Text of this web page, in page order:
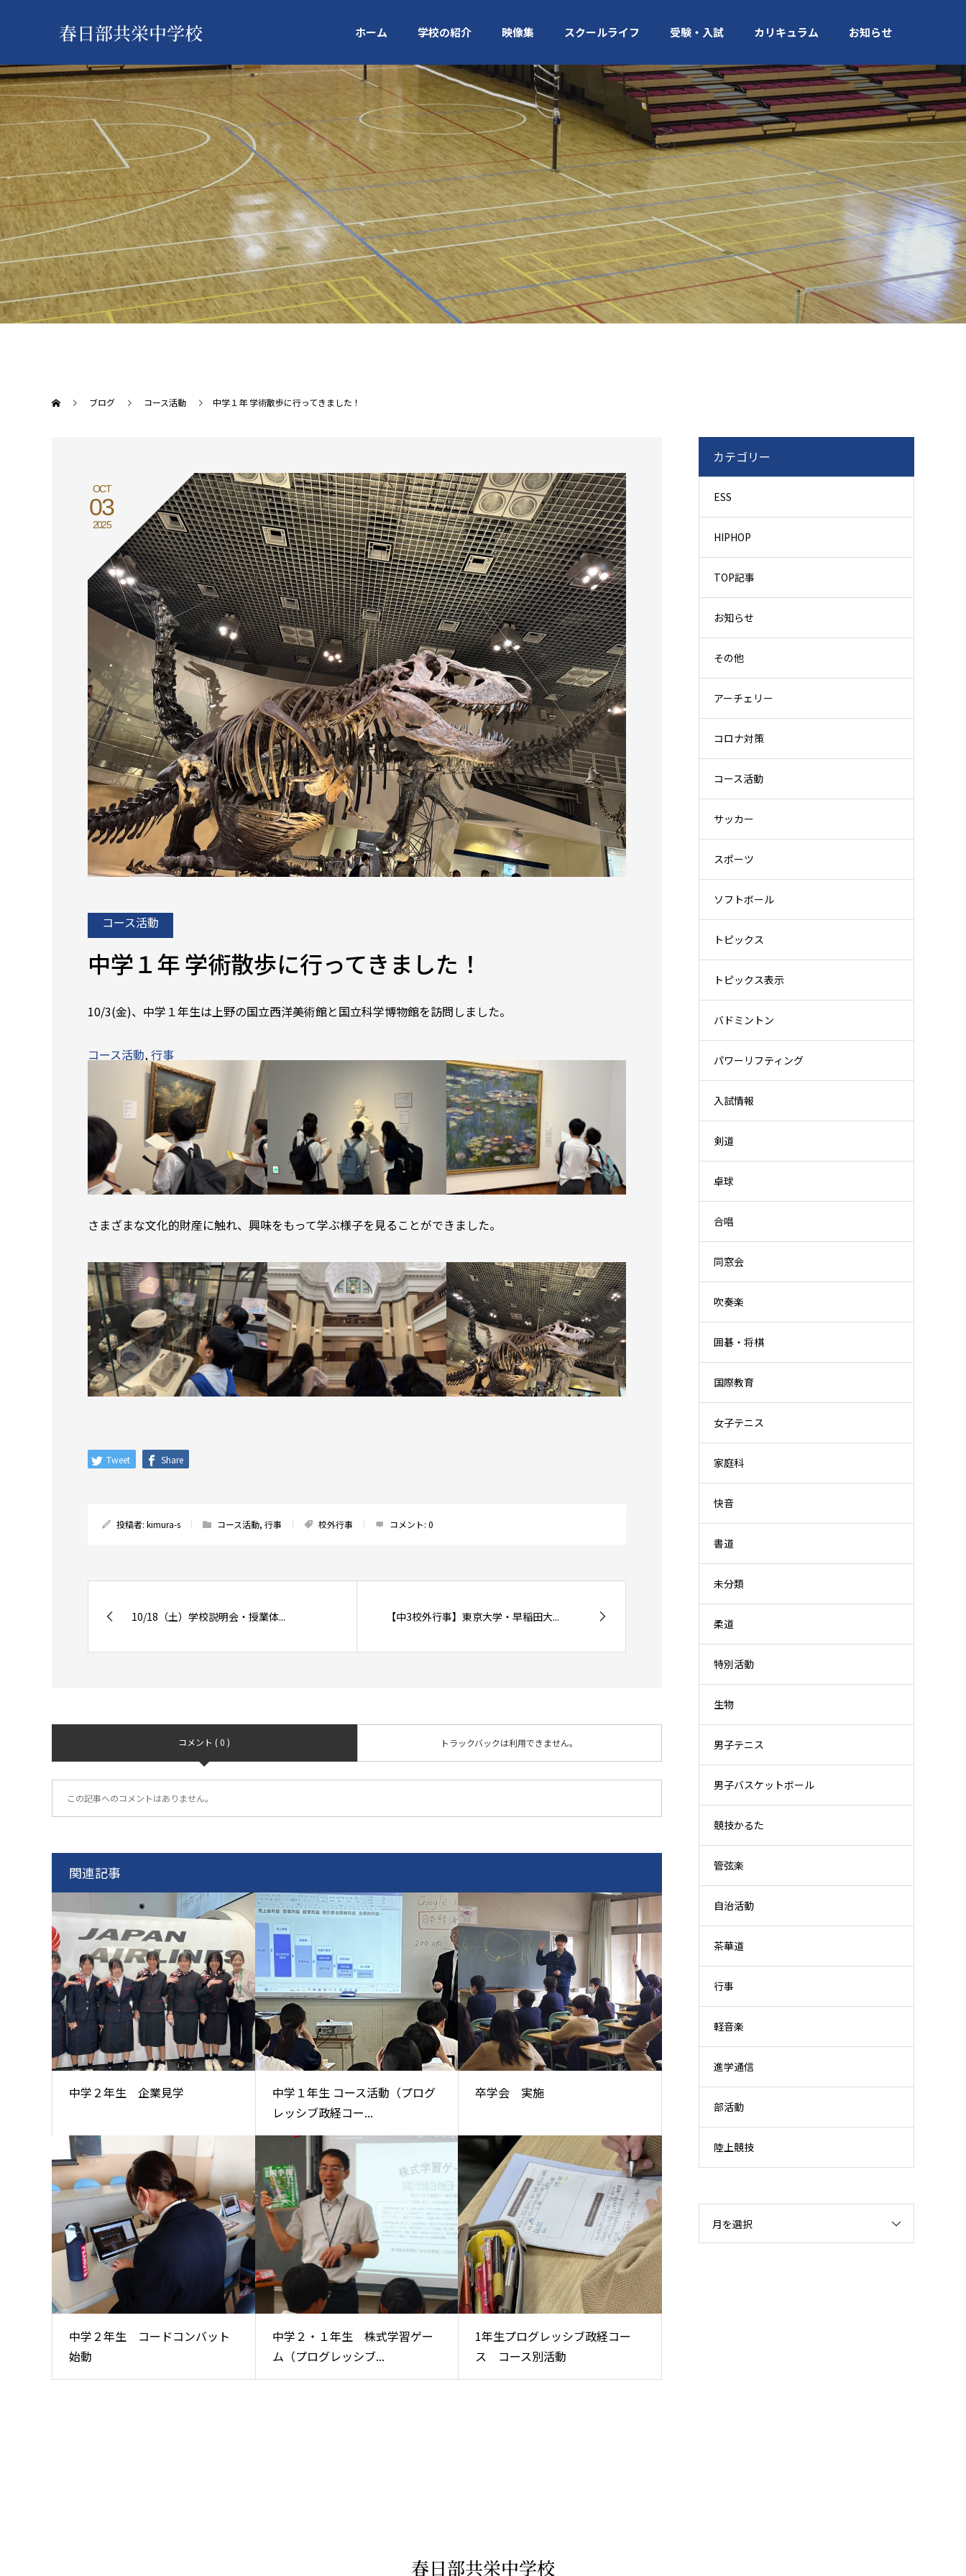
春日部共栄中学校 ホーム 学校の紹介 映像集 スクールライフ 受験・入試 カリキュラム お知らせ
ブログ コース活動 中学１年 学術散歩に行ってきました！
OCT
03
2025
コース活動
中学１年 学術散歩に行ってきました！
10/3(金)、中学１年生は上野の国立西洋美術館と国立科学博物館を訪問しました。
コース活動, 行事
さまざまな文化的財産に触れ、興味をもって学ぶ様子を見ることができました。
Tweet Share
投稿者: kimura-s コース活動, 行事 校外行事 コメント: 0
10/18（土）学校説明会・授業体... 【中3校外行事】東京大学・早稲田大...
コメント ( 0 ) トラックバックは利用できません。
この記事へのコメントはありません。
関連記事
中学２年生 企業見学
中学１年生 コース活動（プログ
レッシブ政経コー...
卒学会 実施
中学２年生 コードコンバット
始動
中学２・１年生 株式学習ゲー
ム（プログレッシブ...
1年生プログレッシブ政経コー
ス コース別活動
カテゴリー
ESS
HIPHOP
TOP記事
お知らせ
その他
アーチェリー
コロナ対策
コース活動
サッカー
スポーツ
ソフトボール
トピックス
トピックス表示
バドミントン
パワーリフティング
入試情報
剣道
卓球
合唱
同窓会
吹奏楽
囲碁・将棋
国際教育
女子テニス
家庭科
快音
書道
未分類
柔道
特別活動
生物
男子テニス
男子バスケットボール
競技かるた
管弦楽
自治活動
茶華道
行事
軽音楽
進学通信
部活動
陸上競技
月を選択
春日部共栄中学校